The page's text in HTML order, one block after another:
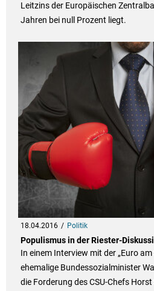
Leitzins der Europäischen
Jahren bei null Prozent liegt.
18.04.2016 Politik
Populismus in der Riester-
In einem Interview mit der „Euro
ehemalige Bundessozialminister
die Forderung des CSU-Chefs